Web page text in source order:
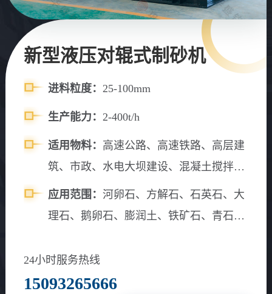
新型液压对辊式制砂机
进料粒度： 25-100mm
生产能力： 2-400t/h
适用物料： 高速公路、高速铁路、高层建
筑、市政、水电大坝建设、混凝土搅拌
站、砂石料场等。
应用范围： 河卵石、方解石、石英石、大
理石、鹅卵石、膨润土、铁矿石、青石、
花岗岩、玄武岩等
24小时服务热线
15093265666